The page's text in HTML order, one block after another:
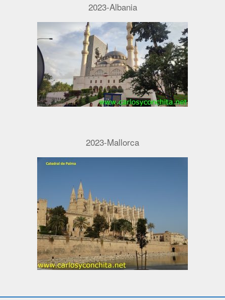
2023-Albania
2023-Mallorca